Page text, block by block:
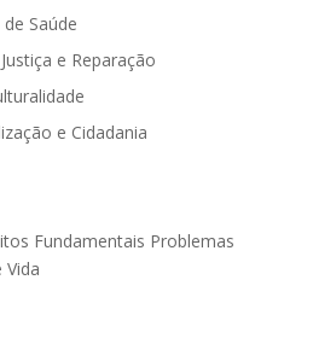
Saúde
e Reparação
e Cidadania
Fundamentais Problemas
Vida